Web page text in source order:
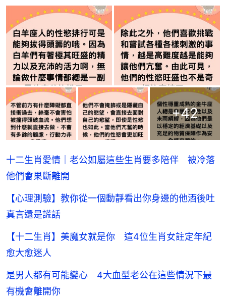
+42
十二生肖愛情｜老公如屬這些生肖要多陪伴 被冷落
他們會果斷離開
【心理測驗】教你從一個動靜看出你身邊的他酒後吐
真言還是謊話
【十二生肖】美魔女就是你 這4位生肖女註定年紀
愈大愈迷人
是男人都有可能變心 4大血型老公在這些情況下最
有機會離開你